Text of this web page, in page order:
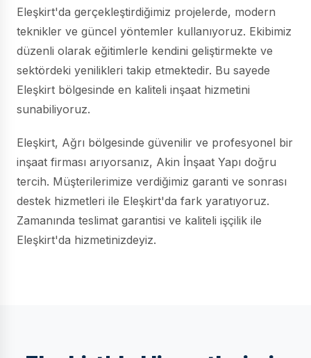
Eleşkirt'da gerçekleştirdiğimiz projelerde, modern
teknikler ve güncel yöntemler kullanıyoruz. Ekibimiz
düzenli olarak eğitimlerle kendini geliştirmekte ve
sektördeki yenilikleri takip etmektedir. Bu sayede
Eleşkirt bölgesinde en kaliteli inşaat hizmetini
sunabiliyoruz.
Eleşkirt, Ağrı bölgesinde güvenilir ve profesyonel bir
inşaat firması arıyorsanız, Akin İnşaat Yapı doğru
tercih. Müşterilerimize verdiğimiz garanti ve sonrası
destek hizmetleri ile Eleşkirt'da fark yaratıyoruz.
Zamanında teslimat garantisi ve kaliteli işçilik ile
Eleşkirt'da hizmetinizdeyiz.